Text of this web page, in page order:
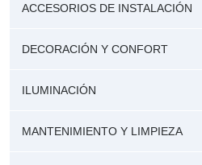
ACCESORIOS DE INSTALACIÓN
DECORACIÓN Y CONFORT
ILUMINACIÓN
MANTENIMIENTO Y LIMPIEZA